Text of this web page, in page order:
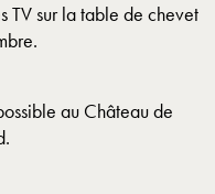
TV sur la table de chevet
au Château de